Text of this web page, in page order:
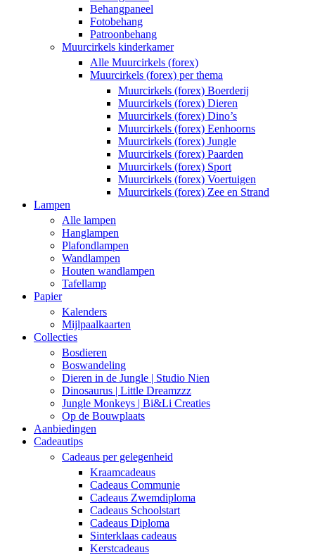
Behangpaneel
Fotobehang
Patroonbehang
Muurcirkels kinderkamer
Alle Muurcirkels (forex)
Muurcirkels (forex) per thema
Muurcirkels (forex) Boerderij
Muurcirkels (forex) Dieren
Muurcirkels (forex) Dino’s
Muurcirkels (forex) Eenhoorns
Muurcirkels (forex) Jungle
Muurcirkels (forex) Paarden
Muurcirkels (forex) Sport
Muurcirkels (forex) Voertuigen
Muurcirkels (forex) Zee en Strand
Lampen
Alle lampen
Hanglampen
Plafondlampen
Wandlampen
Houten wandlampen
Tafellamp
Papier
Kalenders
Mijlpaalkaarten
Collecties
Bosdieren
Boswandeling
Dieren in de Jungle | Studio Nien
Dinosaurus | Little Dreamzzz
Jungle Monkeys | Bi&Li Creaties
Op de Bouwplaats
Aanbiedingen
Cadeautips
Cadeaus per gelegenheid
Kraamcadeaus
Cadeaus Communie
Cadeaus Zwemdiploma
Cadeaus Schoolstart
Cadeaus Diploma
Sinterklaas cadeaus
Kerstcadeaus